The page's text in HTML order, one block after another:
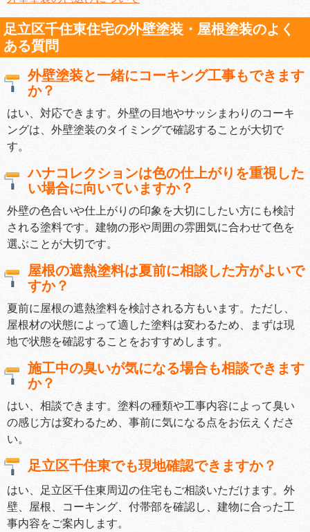
足立区千住東住宅の外壁塗装・屋根塗装のよく
ある質問
外壁塗装と一緒にコーキング工事もできます
か？
はい、対応できます。外壁の目地やサッシまわりのコーキ
ングは、外壁塗装のタイミングで確認することが大切で
す。
ハナコレクションは色の仕上がりを重視した
い場合に向いていますか？
外壁の色合いや仕上がりの印象を大切にしたい方にも検討
される塗料です。建物の形や周囲の雰囲気に合わせて色を
選ぶことが大切です。
屋根の遮熱塗料は夏前に相談した方がよいで
すか？
夏前に屋根の遮熱塗料を検討される方もいます。ただし、
屋根材の状態によって適した塗料は変わるため、まずは現
地で状態を確認することをおすすめします。
施工中の臭いが気になる場合も相談できます
か？
はい、相談できます。塗料の種類や工事内容によって臭い
の感じ方は変わるため、事前に気になる点をお伝えくださ
い。
足立区千住東でも現地確認できますか？
はい、足立区千住東周辺の住宅もご相談いただけます。外
壁、屋根、コーキング、付帯部を確認し、建物に合った工
事内容をご案内します。